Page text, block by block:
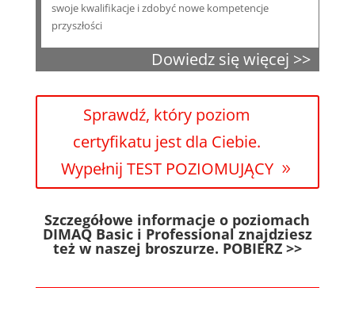
swoje kwalifikacje i zdobyć nowe kompetencje
przyszłości
Dowiedz się więcej >>
Sprawdź, który poziom
certyfikatu jest dla Ciebie.
Wypełnij TEST POZIOMUJĄCY
Szczegółowe informacje o poziomach
DIMAQ Basic i Professional znajdziesz
też w naszej broszurze. POBIERZ >>